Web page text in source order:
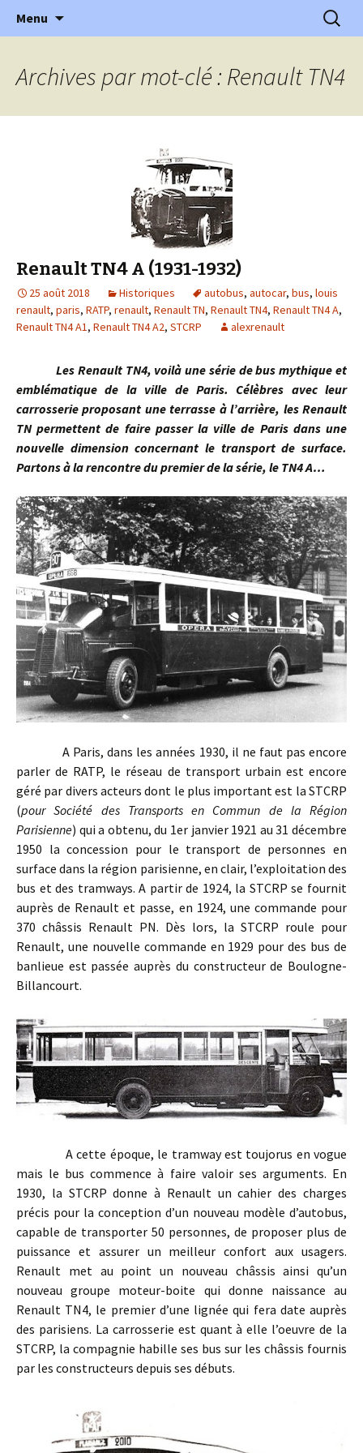
l'Automobile Ancienne
l'automobile ancienne : articles, historiques
…
Menu
Archives par mot-clé : Renault TN4
Renault TN4 A (1931-1932)
25 août 2018 Historiques autobus, autocar, bus, louis
renault, paris, RATP, renault, Renault TN, Renault TN4, Renault TN4 A,
Renault TN4 A1, Renault TN4 A2, STCRP alexrenault
Les Renault TN4, voilà une série de bus mythique et
emblématique de la ville de Paris. Célèbres avec leur
carrosserie proposant une terrasse à l’arrière, les Renault
TN permettent de faire passer la ville de Paris dans une
nouvelle dimension concernant le transport de surface.
Partons à la rencontre du premier de la série, le TN4 A…
A Paris, dans les années 1930, il ne faut pas encore
parler de RATP, le réseau de transport urbain est encore
géré par divers acteurs dont le plus important est la STCRP
(pour Société des Transports en Commun de la Région
Parisienne) qui a obtenu, du 1er janvier 1921 au 31 décembre
1950 la concession pour le transport de personnes en
surface dans la région parisienne, en clair, l’exploitation des
bus et des tramways. A partir de 1924, la STCRP se fournit
auprès de Renault et passe, en 1924, une commande pour
370 châssis Renault PN. Dès lors, la STCRP roule pour
Renault, une nouvelle commande en 1929 pour des bus de
banlieue est passée auprès du constructeur de Boulogne-
Billancourt.
A cette époque, le tramway est toujorus en vogue
mais le bus commence à faire valoir ses arguments. En
1930, la STCRP donne à Renault un cahier des charges
précis pour la conception d’un nouveau modèle d’autobus,
capable de transporter 50 personnes, de proposer plus de
puissance et assurer un meilleur confort aux usagers.
Renault met au point un nouveau châssis ainsi qu’un
nouveau groupe moteur-boite qui donne naissance au
Renault TN4, le premier d’une lignée qui fera date auprès
des parisiens. La carrosserie est quant à elle l’oeuvre de la
STCRP, la compagnie habille ses bus sur les châssis fournis
par les constructeurs depuis ses débuts.